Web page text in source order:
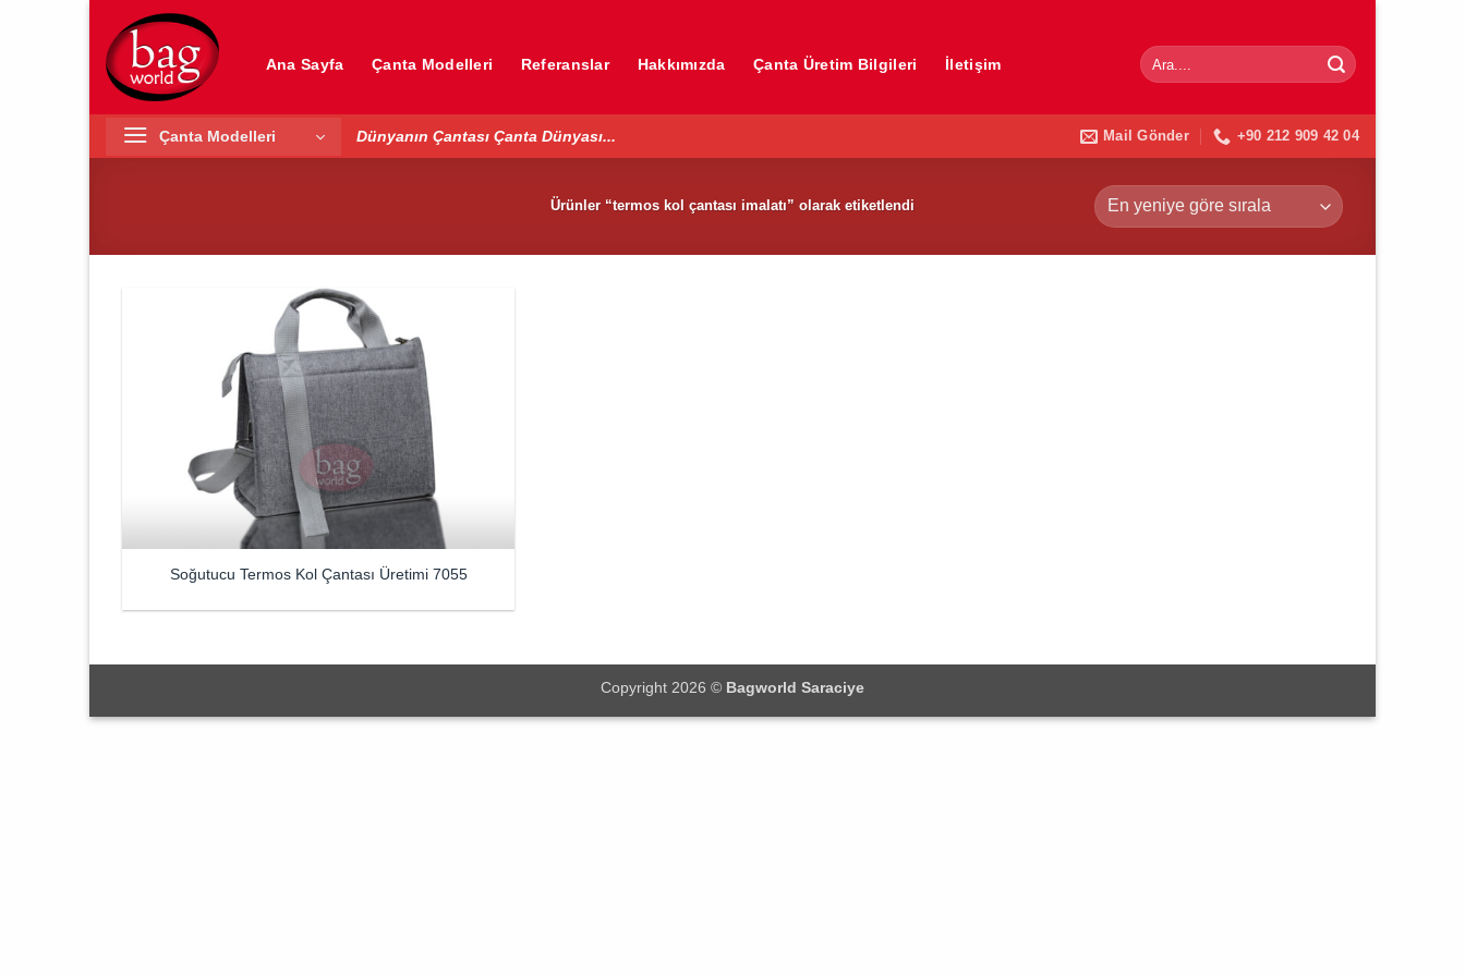
atla
Ana Sayfa Çanta Modelleri Referanslar Hakkımızda Çanta Üretim Bilgileri İletişim
Ara:
Çanta Modelleri Dünyanın Çantası Çanta Dünyası... Mail Gönder +90 212 909 42 04
Ürünler “termos kol çantası imalatı” olarak etiketlendi
Soğutucu Termos Kol Çantası Üretimi 7055
Copyright 2026 © Bagworld Saraciye